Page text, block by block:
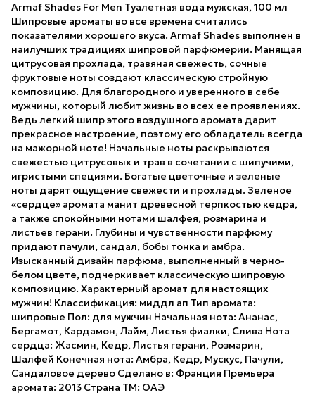
Armaf Shades For Men Туалетная вода мужская, 100 мл
Шипровые ароматы во все времена считались
показателями хорошего вкуса. Armaf Shades выполнен в
наилучших традициях шипровой парфюмерии. Манящая
цитрусовая прохлада, травяная свежесть, сочные
фруктовые ноты создают классическую стройную
композицию. Для благородного и уверенного в себе
мужчины, который любит жизнь во всех ее проявлениях.
Ведь легкий шипр этого воздушного аромата дарит
прекрасное настроение, поэтому его обладатель всегда
на мажорной ноте! Начальные ноты раскрываются
свежестью цитрусовых и трав в сочетании с шипучими,
игристыми специями. Богатые цветочные и зеленые
ноты дарят ощущение свежести и прохлады. Зеленое
«сердце» аромата манит древесной терпкостью кедра,
а также спокойными нотами шалфея, розмарина и
листьев герани. Глубины и чувственности парфюму
придают пачули, сандал, бобы тонка и амбра.
Изысканный дизайн парфюма, выполненный в черно-
белом цвете, подчеркивает классическую шипровую
композицию. Характерный аромат для настоящих
мужчин! Классификация: миддл ап Тип аромата:
шипровые Пол: для мужчин Начальная нота: Ананас,
Бергамот, Кардамон, Лайм, Листья фиалки, Слива Нота
сердца: Жасмин, Кедр, Листья герани, Розмарин,
Шалфей Конечная нота: Амбра, Кедр, Мускус, Пачули,
Сандаловое дерево Сделано в: Франция Премьера
аромата: 2013 Страна ТМ: ОАЭ